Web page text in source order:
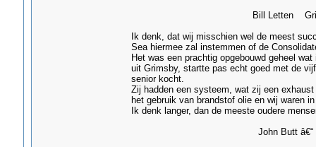
Bill Letten
Ik denk, dat wij misschien wel de meest
Sea hiermee zal instemmen of de
Het was een prachtig opgebouwd geheel
uit Grimsby, startte pas echt goed met de
senior kocht.
Zij hadden een systeem, wat zij een
het gebruik van brandstof olie en wij waren
Ik denk langer, dan de meeste oudere
John Butt â€“